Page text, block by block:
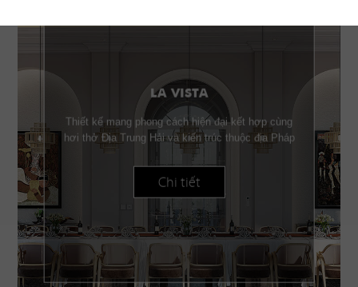
LA VISTA
Thiết kế mang phong cách hiện đại kết hợp cùng
hơi thở Địa Trung Hải và kiến trúc thuộc địa Pháp
Chi tiết